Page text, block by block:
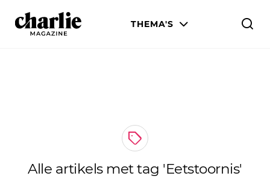
THEMA'S
WETENSCHAP & CULTUUR
Alle artikels met tag 'Eetstoornis'